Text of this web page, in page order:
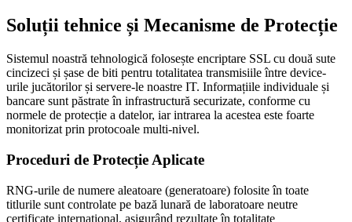
Soluții tehnice și Mecanisme de Protecție
Sistemul noastră tehnologică folosește encriptare SSL cu două sute
cincizeci și șase de biti pentru totalitatea transmisiile între device-
urile jucătorilor și servere-le noastre IT. Informațiile individuale și
bancare sunt păstrate în infrastructură securizate, conforme cu
normele de protecție a datelor, iar intrarea la acestea este foarte
monitorizat prin protocoale multi-nivel.
Proceduri de Protecție Aplicate
RNG-urile de numere aleatoare (generatoare) folosite în toate
titlurile sunt controlate pe bază lunară de laboratoare neutre
certificate internațional, asigurând rezultate în totalitate